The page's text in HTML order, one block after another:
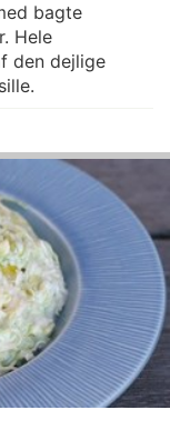
bagte
Hele
den dejlige